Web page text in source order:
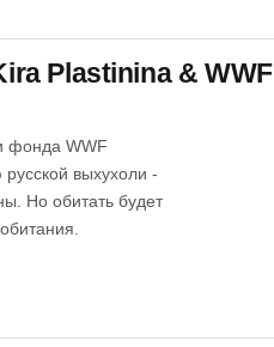
Plastinina & WWF
фонда WWF
выхухоли -
Но обитать будет